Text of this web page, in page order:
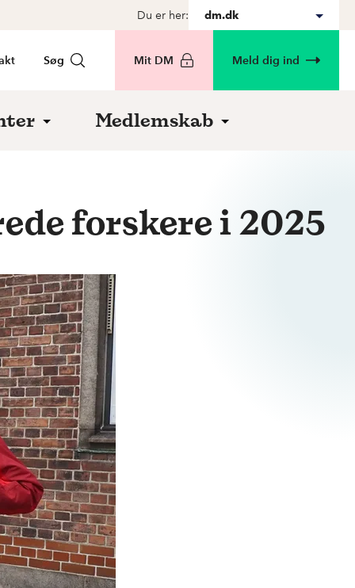
Du er her: dm.dk
Søg Mit DM Meld dig ind
Medlemskab
forskere i 2025